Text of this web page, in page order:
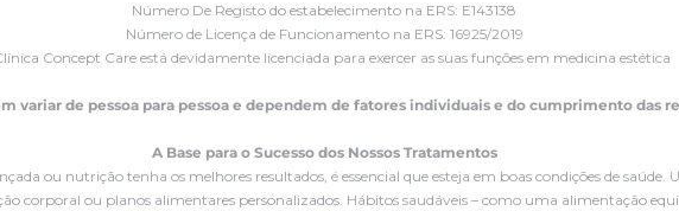
Número De Registo do estabelecimento na ERS: E143138
Número de Licença de Funcionamento na ERS: 16925/2019
Concept Care está devidamente licenciada para exercer as suas funções em medicina estética
variar de pessoa para pessoa e dependem de fatores individuais e do cumprimento das
A Base para o Sucesso dos Nossos Tratamentos
ou nutrição tenha os melhores resultados, é essencial que esteja em boas condições de
corporal ou planos alimentares personalizados. Hábitos saudáveis – como uma alimentação